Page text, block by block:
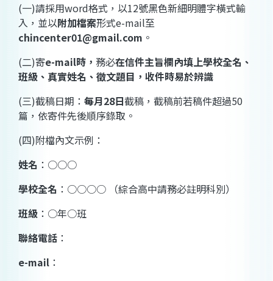
(一)請採用word格式，以12號黑色新細明體字橫式輸
入，並以附加檔案形式e-mail至
chincenter01@gmail.com 。
(二)寄e-mail時， 務必在信件主旨欄內填上學校全名、
班級、真實姓名、徵文題目，收件時易於辨識
(三)截稿日期： 每月28日截稿，截稿前若稿件超過50
篇，依寄件先後順序錄取。
(四)附檔內文示例：
姓名 ： ○○○
學校全名 ： ○○○○
（綜合高中請務必註明科別）
班級 ： ○年○班
聯絡電話 ：
e-mail ：